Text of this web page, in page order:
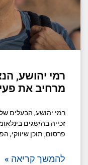
מרחיב את
זכייה בהישגים
פרסום, תוכן שיווקי,
להמשך קריאה »